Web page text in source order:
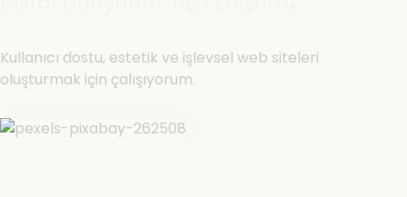
Kullanıcı dostu, estetik ve işlevsel web siteleri
oluşturmak için çalışıyorum.